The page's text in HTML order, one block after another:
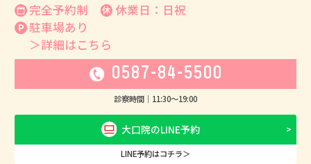
完全予約制
休業日：日祝
駐車場あり
＞詳細はこちら
0587-84-5500
診察時間｜ 11:30〜19:00
大口院のLINE予約
LINE予約はコチラ＞